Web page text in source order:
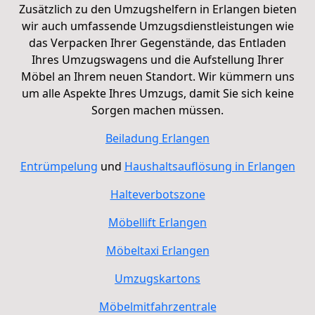
Zusätzlich zu den Umzugshelfern in Erlangen bieten
wir auch umfassende Umzugsdienstleistungen wie
das Verpacken Ihrer Gegenstände, das Entladen
Ihres Umzugswagens und die Aufstellung Ihrer
Möbel an Ihrem neuen Standort. Wir kümmern uns
um alle Aspekte Ihres Umzugs, damit Sie sich keine
Sorgen machen müssen.
Beiladung Erlangen
Entrümpelung und Haushaltsauflösung in Erlangen
Halteverbotszone
Möbellift Erlangen
Möbeltaxi Erlangen
Umzugskartons
Möbelmitfahrzentrale